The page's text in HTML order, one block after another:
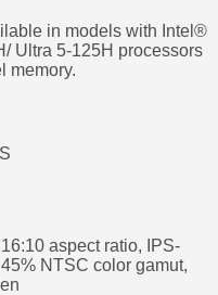
in models with Intel®
Ultra 5-125H processors
memory.
aspect ratio, IPS-
NTSC color gamut,